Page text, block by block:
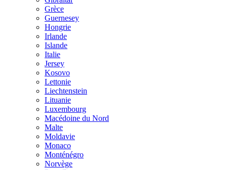
Grèce
Guernesey
Hongrie
Irlande
Islande
Italie
Jersey
Kosovo
Lettonie
Liechtenstein
Lituanie
Luxembourg
Macédoine du Nord
Malte
Moldavie
Monaco
Monténégro
Norvège